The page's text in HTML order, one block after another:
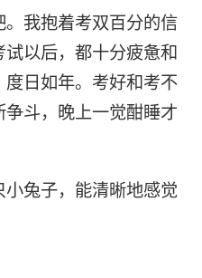
我抱着考双百分的信
以后，都十分疲惫和
日如年。考好和考不
斗，晚上一觉酣睡才
兔子，能清晰地感觉